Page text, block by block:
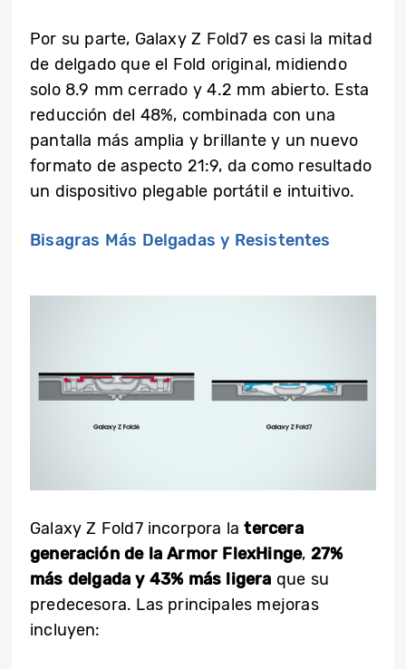
Por su parte, Galaxy Z Fold7 es casi la mitad
de delgado que el Fold original, midiendo
solo 8.9 mm cerrado y 4.2 mm abierto. Esta
reducción del 48%, combinada con una
pantalla más amplia y brillante y un nuevo
formato de aspecto 21:9, da como resultado
un dispositivo plegable portátil e intuitivo.
Bisagras Más Delgadas y Resistentes
Galaxy Z Fold7 incorpora latercera
generación de laArmor FlexHinge, 27%
más delgada y 43% más ligera que su
predecesora. Las principales mejoras
incluyen: